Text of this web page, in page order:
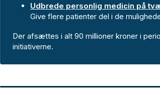
Udbrede personlig medicin på
Give flere patienter del i de
Der afsættes i alt 90 millioner kroner i
initiativerne.